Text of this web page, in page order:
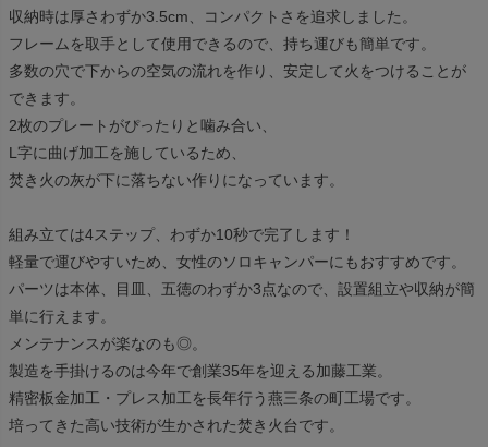
収納時は厚さわずか3.5cm、コンパクトさを追求しました。
フレームを取手として使用できるので、持ち運びも簡単です。
多数の穴で下からの空気の流れを作り、安定して火をつけることが
できます。
2枚のプレートがぴったりと噛み合い、
L字に曲げ加工を施しているため、
焚き火の灰が下に落ちない作りになっています。
組み立ては4ステップ、わずか10秒で完了します！
軽量で運びやすいため、女性のソロキャンパーにもおすすめです。
パーツは本体、目皿、五徳のわずか3点なので、設置組立や収納が簡
単に行えます。
メンテナンスが楽なのも◎。
製造を手掛けるのは今年で創業35年を迎える加藤工業。
精密板金加工・プレス加工を長年行う燕三条の町工場です。
培ってきた高い技術が生かされた焚き火台です。